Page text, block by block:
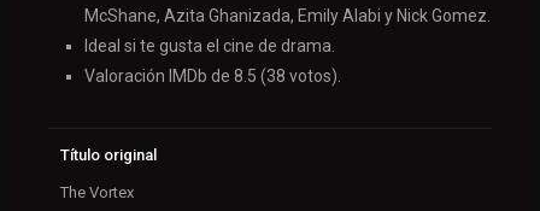
McShane, Azita Ghanizada, Emily Alabi y Nick Gomez.
Ideal si te gusta el cine de drama.
Valoración IMDb de 8.5 (38 votos).
Título original
The Vortex